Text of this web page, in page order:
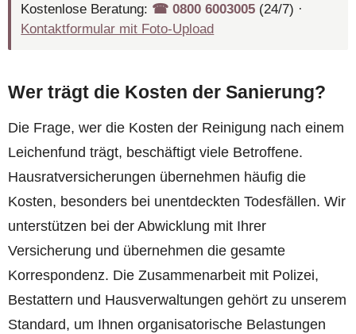
Kostenlose Beratung: ☎︎ 0800 6003005 (24/7) ·
Kontaktformular mit Foto-Upload
Wer trägt die Kosten der Sanierung?
Die Frage, wer die Kosten der Reinigung nach einem
Leichenfund trägt, beschäftigt viele Betroffene.
Hausratversicherungen übernehmen häufig die
Kosten, besonders bei unentdeckten Todesfällen. Wir
unterstützen bei der Abwicklung mit Ihrer
Versicherung und übernehmen die gesamte
Korrespondenz. Die Zusammenarbeit mit Polizei,
Bestattern und Hausverwaltungen gehört zu unserem
Standard, um Ihnen organisatorische Belastungen